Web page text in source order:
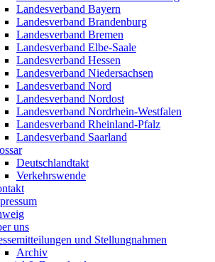
Landesverband Bayern
Landesverband Brandenburg
Landesverband Bremen
Landesverband Elbe-Saale
Landesverband Hessen
Landesverband Niedersachsen
Landesverband Nord
Landesverband Nordost
Landesverband Nordrhein-Westfalen
Landesverband Rheinland-Pfalz
Landesverband Saarland
Deutschlandtakt
Verkehrswende
uns
und Stellungnahmen
Archiv